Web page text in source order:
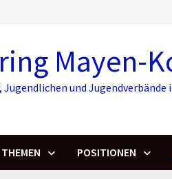
Mayen-
und Jugendverbände
THEMEN POSITIONEN